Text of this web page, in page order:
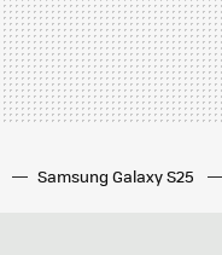
Samsung Galaxy S25